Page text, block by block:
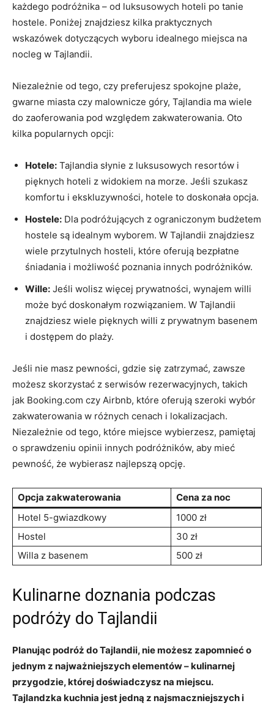
⁤każdego podróżnika – od luksusowych⁤ hoteli ​po tanie⁢
hostele. Poniżej znajdziesz kilka praktycznych
wskazówek dotyczących​ wyboru idealnego miejsca na
nocleg ⁢w Tajlandii.
Niezależnie⁣ od tego, czy preferujesz spokojne plaże,
‌gwarne miasta czy ⁤malownicze góry, Tajlandia ma wiele
‌do zaoferowania ⁢pod ​względem zakwaterowania. Oto
kilka popularnych opcji:
Hotele: Tajlandia ‌słynie z luksusowych⁣ resortów i​
pięknych⁤ hoteli ‌z widokiem na morze. Jeśli szukasz
komfortu i ekskluzywności,‍ hotele to doskonała opcja.
Hostele: Dla podróżujących z ograniczonym budżetem
hostele są idealnym wyborem. W Tajlandii znajdziesz
wiele przytulnych hosteli, które oferują bezpłatne
śniadania⁤ i ⁣możliwość poznania innych podróżników.
Wille: Jeśli wolisz więcej prywatności, wynajem willi
może być doskonałym rozwiązaniem. W Tajlandii
‌znajdziesz wiele pięknych willi z prywatnym basenem
i dostępem do plaży.
Jeśli nie masz pewności, gdzie się zatrzymać,​ zawsze
możesz skorzystać z serwisów rezerwacyjnych, ‍takich
jak Booking.com czy Airbnb, które oferują szeroki wybór
zakwaterowania‌ w różnych cenach i lokalizacjach.
Niezależnie‍ od ⁢tego,⁢ które miejsce wybierzesz, pamiętaj
o sprawdzeniu ⁤opinii⁤ innych‍ podróżników, aby mieć
pewność, że ⁢wybierasz najlepszą opcję.
Opcja zakwaterowania
Cena za‌ noc
Hotel ⁢5-gwiazdkowy
1000 zł
Hostel
30 zł
Willa z basenem
500‌ zł
Kulinarne doznania ⁢podczas
‍podróży do Tajlandii
Planując podróż do ‍Tajlandii, nie⁢ możesz zapomnieć o
jednym z najważniejszych elementów – kulinarnej
przygodzie, której ⁤doświadczysz​ na miejscu.​
Tajlandzka kuchnia jest jedną z najsmaczniejszych ‍i